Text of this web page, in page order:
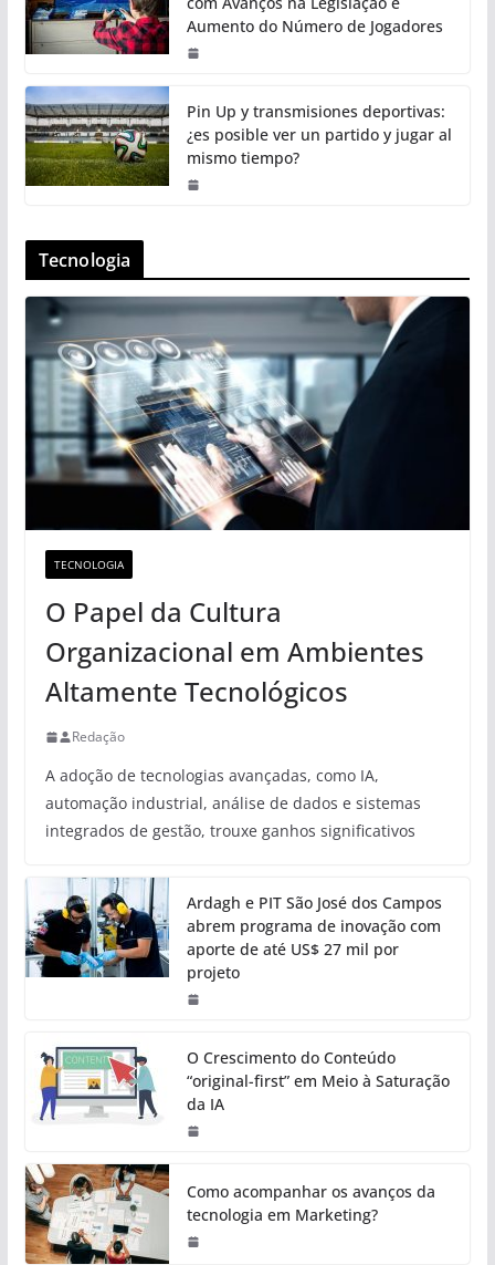
Aumento do Número de Jogadores
Pin Up y transmisiones deportivas:
¿es posible ver un partido y jugar al
mismo tiempo?
Tecnologia
TECNOLOGIA
O Papel da Cultura
Organizacional em Ambientes
Altamente Tecnológicos
Redação
A adoção de tecnologias avançadas, como IA,
automação industrial, análise de dados e sistemas
integrados de gestão, trouxe ganhos significativos
Ardagh e PIT São José dos Campos
abrem programa de inovação com
aporte de até US$ 27 mil por
projeto
O Crescimento do Conteúdo
“original-first” em Meio à Saturação
da IA
Como acompanhar os avanços da
tecnologia em Marketing?